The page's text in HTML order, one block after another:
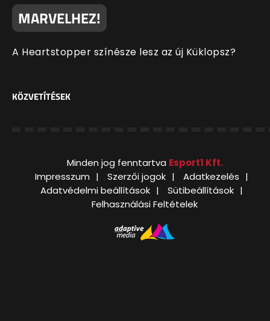
MARVELHEZ!
A Heartstopper színésze lesz az új Küklopsz?
KÖZVETÍTÉSEK
Minden jog fenntartva Esport1 Kft.
Impresszum
Szerzői jogok
Adatkezelés
Adatvédelmi beállítások
Sütibeállítások
Felhasználási Feltételek